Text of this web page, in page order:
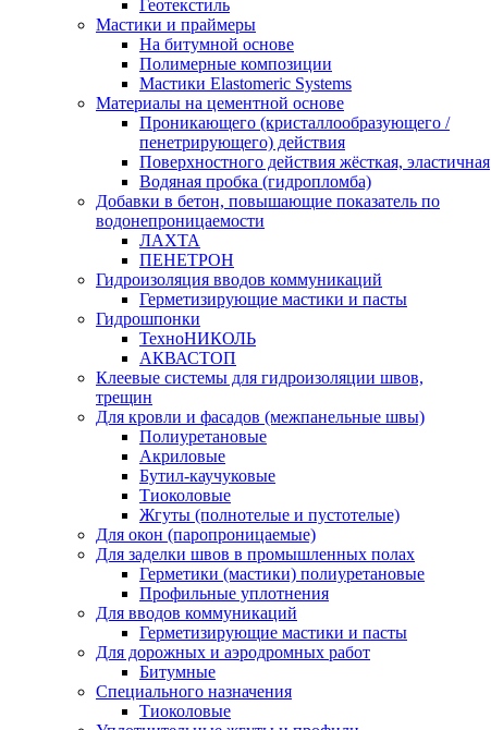
Геотекстиль
Мастики и праймеры
На битумной основе
Полимерные композиции
Мастики Elastomeric Systems
Материалы на цементной основе
Проникающего (кристаллообразующего /
пенетрирующего) действия
Поверхностного действия жёсткая, эластичная
Водяная пробка (гидропломба)
Добавки в бетон, повышающие показатель по
водонепроницаемости
ЛАХТА
ПЕНЕТРОН
Гидроизоляция вводов коммуникаций
Герметизирующие мастики и пасты
Гидрошпонки
ТехноНИКОЛЬ
АКВАСТОП
Клеевые системы для гидроизоляции швов,
трещин
Для кровли и фасадов (межпанельные швы)
Полиуретановые
Акриловые
Бутил-каучуковые
Тиоколовые
Жгуты (полнотелые и пустотелые)
Для окон (паропроницаемые)
Для заделки швов в промышленных полах
Герметики (мастики) полиуретановые
Профильные уплотнения
Для вводов коммуникаций
Герметизирующие мастики и пасты
Для дорожных и аэродромных работ
Битумные
Специального назначения
Тиоколовые